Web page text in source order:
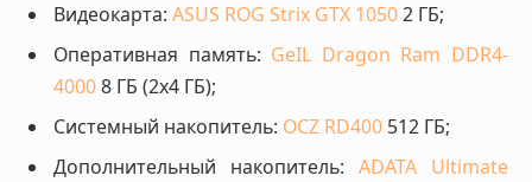
Видеокарта: ASUS ROG Strix GTX 10502 ГБ;
Оперативная память: GeIL Dragon Ram DDR4-
40008 ГБ (2х4 ГБ);
Системный накопитель: OCZ RD400 512 ГБ;
Дополнительный накопитель: ADATA Ultimate